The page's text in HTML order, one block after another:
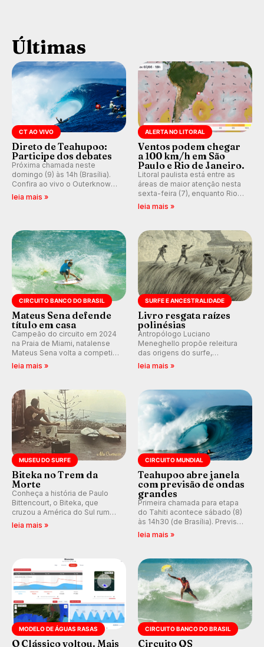
Últimas
CT AO VIVO
Direto de Teahupoo:
Participe dos debates
Próxima chamada neste
domingo (9) às 14h (Brasília).
Confira ao vivo o Outerknown
Tahiti Pro 2026 e participe dos
leia mais »
ALERTA NO LITORAL
Ventos podem chegar
a 100 km/h em São
Paulo e Rio de Janeiro.
Litoral paulista está entre as
áreas de maior atenção nesta
sexta-feira (7), enquanto Rio
de Janeiro também recebe
km/h em Itanhaém.
leia mais »
CIRCUITO BANCO DO BRASIL
Mateus Sena defende
título em casa
Campeão do circuito em 2024
na Praia de Miami, natalense
Mateus Sena volta a competir
em casa em busca de manter a
leia mais »
SURFE E ANCESTRALIDADE
Livro resgata raízes
polinésias
Antropólogo Luciano
Meneghello propõe releitura
das origens do surfe,
resgatando a cultura polinésia
prática em esporte e indústria.
leia mais »
MUSEU DO SURFE
Biteka no Trem da
Morte
Conheça a história de Paulo
Bittencourt, o Biteka, que
cruzou a América do Sul rumo
ao Pacífico em uma jornada
leia mais »
CIRCUITO MUNDIAL
Teahupoo abre janela
com previsão de ondas
grandes
Primeira chamada para etapa
do Tahiti acontece sábado (8)
às 14h30 (de Brasília). Previsão
indica swell consistente.
Kelly Slater convidado.
leia mais »
MODELO DE ÁGUAS RASAS
O Clássico voltou. Mais
CIRCUITO BANCO DO BRASIL
Circuito QS